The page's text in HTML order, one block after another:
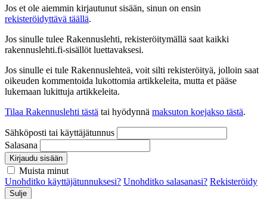
Jos et ole aiemmin kirjautunut sisään, sinun on ensin
rekisteröidyttävä täällä.
Jos sinulle tulee Rakennuslehti, rekisteröitymällä saat kaikki
rakennuslehti.fi-sisällöt luettavaksesi.
Jos sinulle ei tule Rakennuslehteä, voit silti rekisteröityä, jolloin saat
oikeuden kommentoida lukottomia artikkeleita, mutta et pääse
lukemaan lukittuja artikkeleita.
Tilaa Rakennuslehti tästä tai hyödynnä maksuton koejakso tästä.
Sähköposti tai käyttäjätunnus
Salasana
Kirjaudu sisään
Muista minut
Unohditko käyttäjätunnuksesi? Unohditko salasanasi? Rekisteröidy
Sulje